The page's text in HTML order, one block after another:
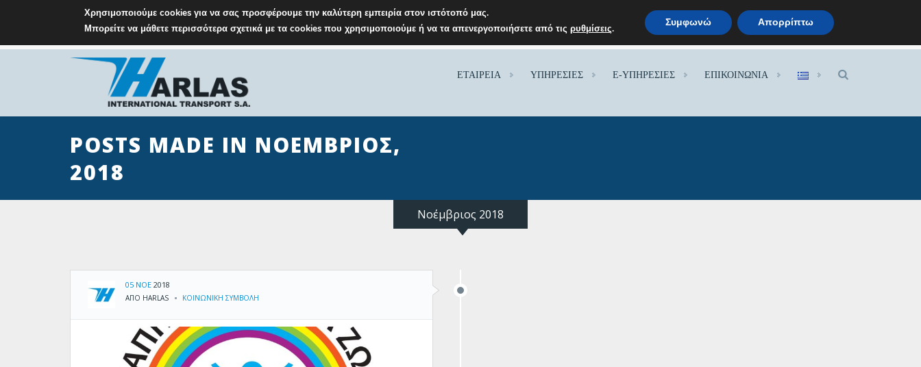
M: info@harlas.gr T: +30 210 9648771-5
ΕΤΑΙΡΕΙΑ ΥΠΗΡΕΣΙΕΣ E-ΥΠΗΡΕΣΙΕΣ ΕΠΙΚΟΙΝΩΝΙΑ
POSTS MADE IN ΝΟΈΜΒΡΙΟΣ,
2018
Νοέμβριος 2018
05 ΝΟΈ 2018
ΑΠΌ HARLAS ΚΟΙΝΩΝΙΚΗ ΣΥΜΒΟΛΗ
Χρησιμοποιούμε cookies για να σας προσφέρουμε την καλύτερη εμπειρία στον ιστότοπό μας.
Μπορείτε να μάθετε περισσότερα σχετικά με τα cookies που χρησιμοποιούμε ή να τα απενεργοποιήσετε από τιςρυθμίσεις. Συμφωνώ Απορρίπτω